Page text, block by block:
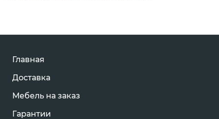
Главная
Доставка
Мебель на заказ
Гарантии